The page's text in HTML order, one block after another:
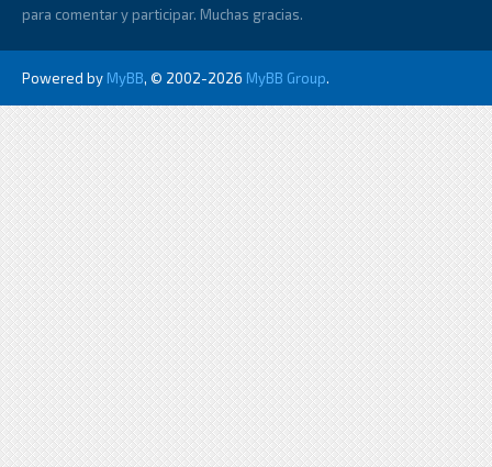
para comentar y participar. Muchas gracias.
Powered by MyBB, © 2002-2026 MyBB Group.